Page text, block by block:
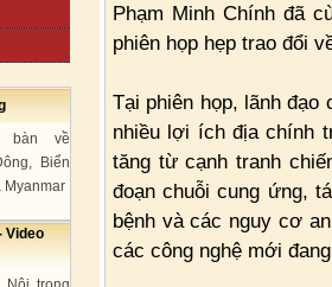
bàn về
Biển
Video
Phạm Minh Chính đã
phiên họp hẹp trao đổi
Tại phiên họp, lãnh
nhiều lợi ích địa chính
tăng từ cạnh tranh
đoạn chuỗi cung ứng,
bệnh và các nguy cơ
các công nghệ mới